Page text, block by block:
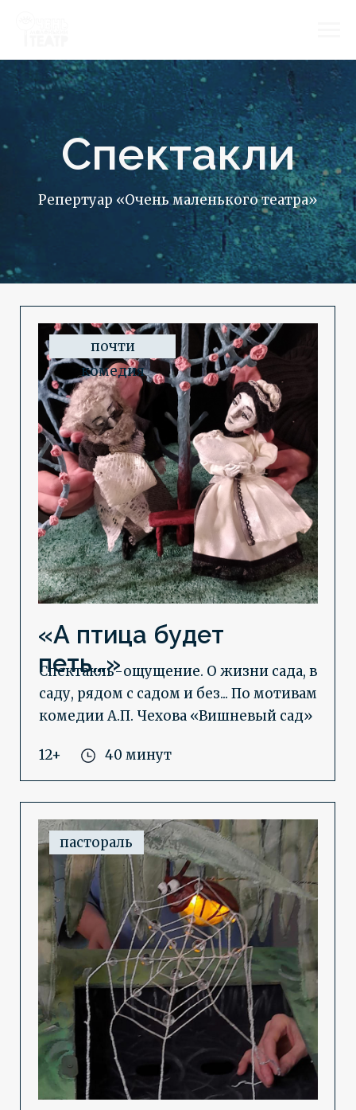
Спектакли
Репертуар «Очень маленького театра»
история
Спектакль-наблюдение, спектакль-
фантазия, спектакль-воспоминание
для всех возрастов.
«Откуда мы»
30 минут
пастораль
Спектакль-ощущение. О жизни сада, в
саду, рядом с садом и без... По мотивам
комедии А.П. Чехова «Вишневый сад»
«А птица будет
петь…»
12+ 40 минут